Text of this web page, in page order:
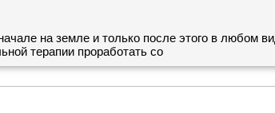
на земле и только после этого в любом
терапии проработать со